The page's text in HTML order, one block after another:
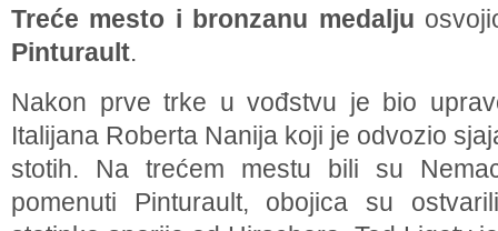
Treće mesto i bronzanu medalju
Pinturault.
Nakon prve trke u vođstvu je bio
Italijana Roberta Nanija koji je odvozio
stotih. Na trećem mestu bili su
pomenuti Pinturault, obojica su